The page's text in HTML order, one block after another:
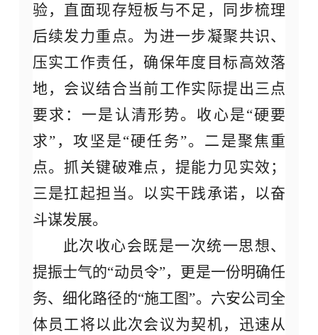
验，直面现存短板与不足，同步梳理
后续发力重点。为进一步凝聚共识、
压实工作责任，确保年度目标高效落
地，会议结合当前工作实际提出三点
要求：一是认清形势。收心是“硬要
求”，攻坚是“硬任务”。二是聚焦重
点。抓关键破难点，提能力见实效；
三是扛起担当。以实干践承诺，以奋
斗谋发展。
此次收心会既是一次统一思想、
提振士气的“动员令”，更是一份明确任
务、细化路径的“施工图”。六安公司全
体员工将以此次会议为契机，迅速从